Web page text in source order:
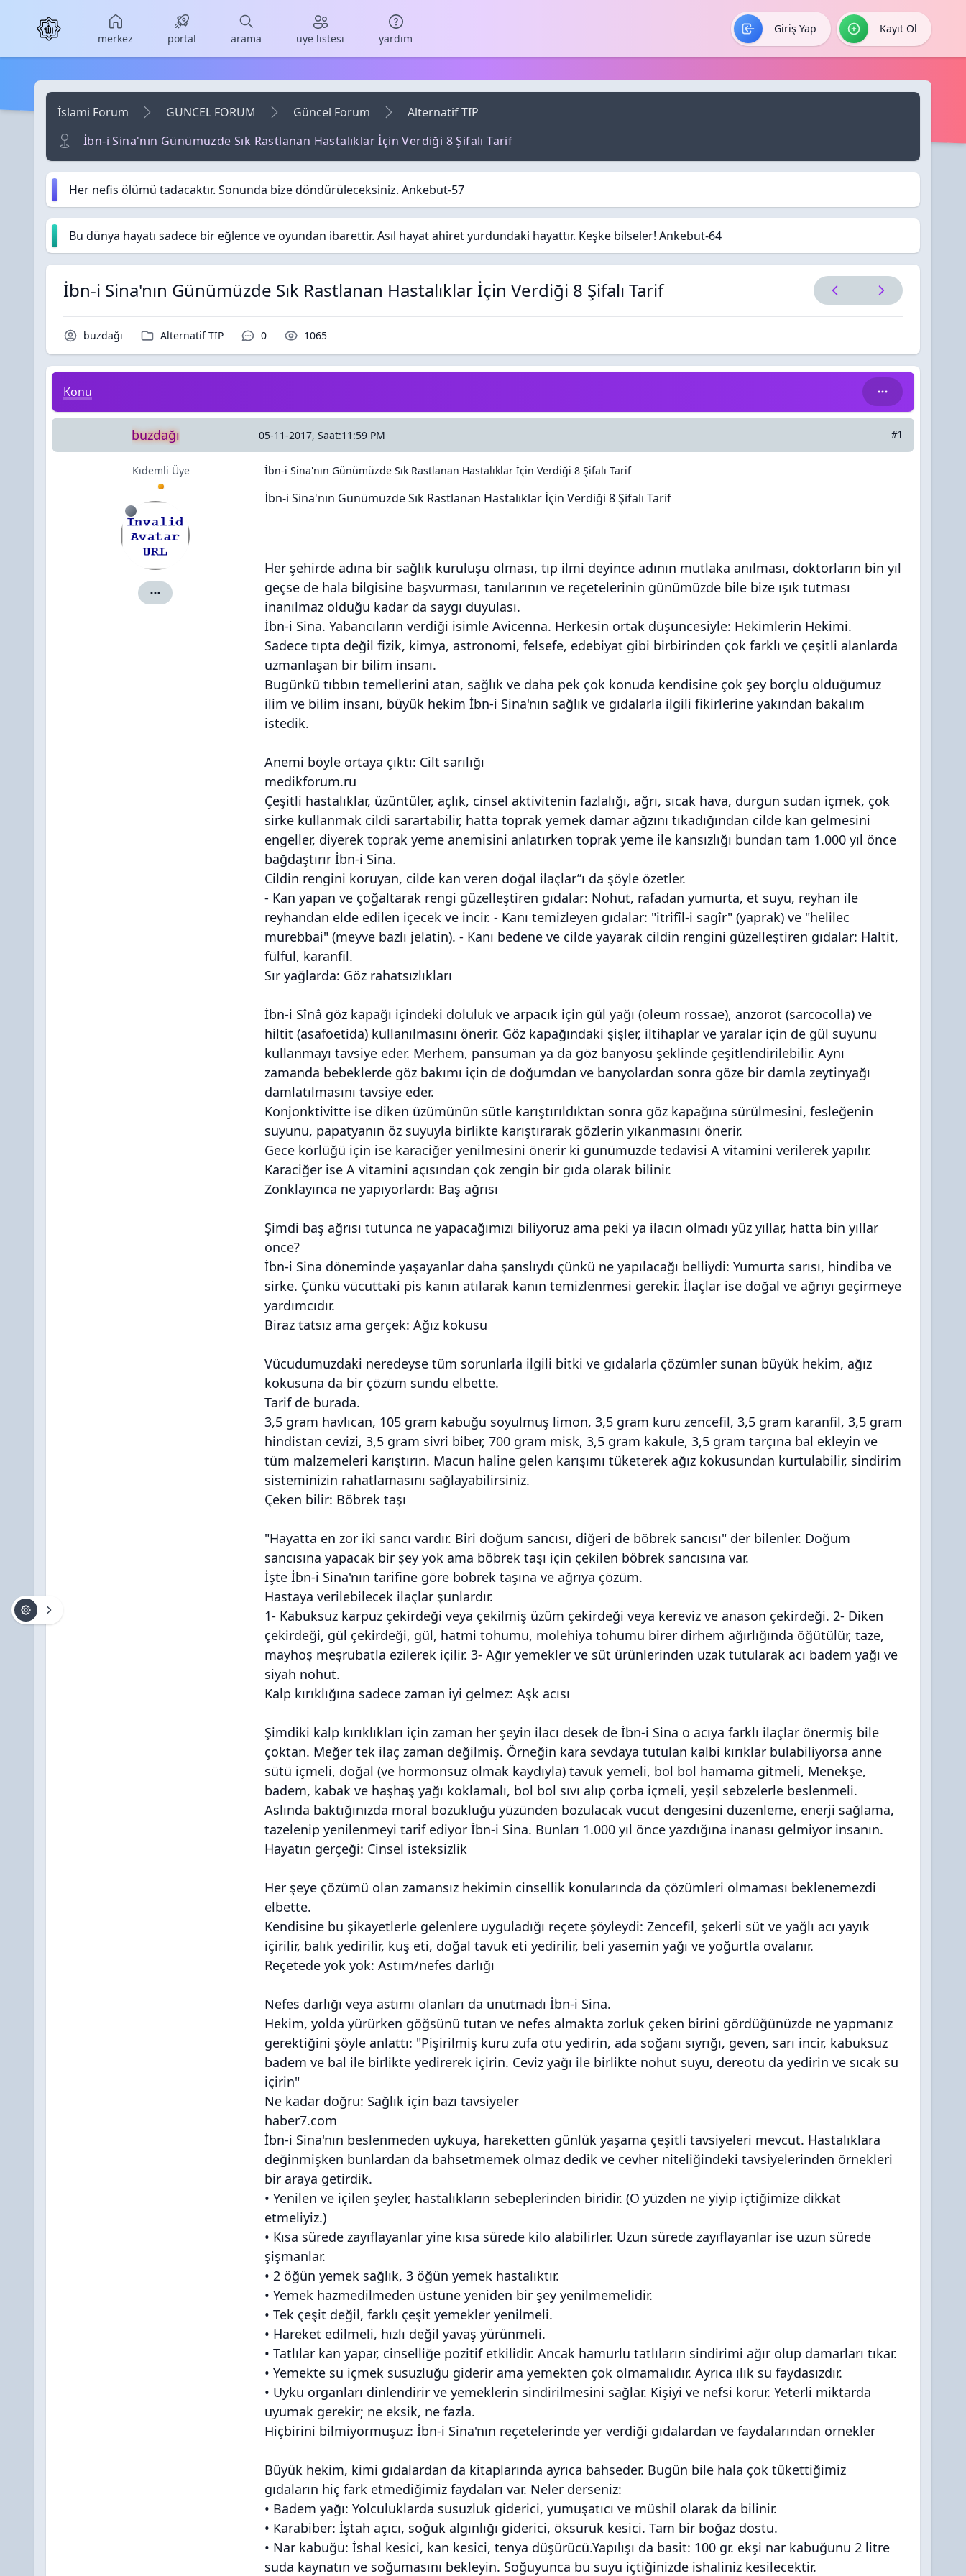
Skip to main content
merkez portal arama üye listesi yardım
Giriş Yap Kayıt Ol
İslami Forum GÜNCEL FORUM Güncel Forum
Alternatif TIP
İbn-i Sina'nın Günümüzde Sık Rastlanan Hastalıklar İçin Verdiği 8 Şifalı Tarif
Her nefis ölümü tadacaktır. Sonunda bize döndürüleceksiniz. Ankebut-57
Bu dünya hayatı sadece bir eğlence ve oyundan ibarettir. Asıl hayat ahiret yurdundaki hayattır. Keşke bilseler! Ankebut-64
İbn-i Sina'nın Günümüzde Sık Rastlanan Hastalıklar İçin Verdiği 8 Şifalı Tarif
Konu Sahibi / Yazar
buzdağı Kategori / Forum
Alternatif TIP Yorumlar / Cevaplar
0 Okunma / Görüntüleme
1065
İbn-i Sina'nın Günümüzde Sık Rastlanan Hastalıklar İçin Verdiği 8 Şifalı Tarif
Konu
buzdağı 05-11-2017, Saat:11:59 PM #1
Kıdemli Üye
buzdağı için ayrıntılar
İbn-i Sina'nın Günümüzde Sık Rastlanan Hastalıklar İçin Verdiği 8 Şifalı Tarif
İbn-i Sina'nın Günümüzde Sık Rastlanan Hastalıklar İçin Verdiği 8 Şifalı Tarif
Her şehirde adına bir sağlık kuruluşu olması, tıp ilmi deyince adının mutlaka anılması, doktorların bin yıl
geçse de hala bilgisine başvurması, tanılarının ve reçetelerinin günümüzde bile bize ışık tutması
inanılmaz olduğu kadar da saygı duyulası.
İbn-i Sina. Yabancıların verdiği isimle Avicenna. Herkesin ortak düşüncesiyle: Hekimlerin Hekimi.
Sadece tıpta değil fizik, kimya, astronomi, felsefe, edebiyat gibi birbirinden çok farklı ve çeşitli alanlarda
uzmanlaşan bir bilim insanı.
Bugünkü tıbbın temellerini atan, sağlık ve daha pek çok konuda kendisine çok şey borçlu olduğumuz
ilim ve bilim insanı, büyük hekim İbn-i Sina'nın sağlık ve gıdalarla ilgili fikirlerine yakından bakalım
istedik.
Anemi böyle ortaya çıktı: Cilt sarılığı
medikforum.ru
Çeşitli hastalıklar, üzüntüler, açlık, cinsel aktivitenin fazlalığı, ağrı, sıcak hava, durgun sudan içmek, çok
sirke kullanmak cildi sarartabilir, hatta toprak yemek damar ağzını tıkadığından cilde kan gelmesini
engeller, diyerek toprak yeme anemisini anlatırken toprak yeme ile kansızlığı bundan tam 1.000 yıl önce
bağdaştırır İbn-i Sina.
Cildin rengini koruyan, cilde kan veren doğal ilaçlar”ı da şöyle özetler.
- Kan yapan ve çoğaltarak rengi güzelleştiren gıdalar: Nohut, rafadan yumurta, et suyu, reyhan ile
reyhandan elde edilen içecek ve incir. - Kanı temizleyen gıdalar: "itrifîl-i sagîr" (yaprak) ve "helilec
murebbai" (meyve bazlı jelatin). - Kanı bedene ve cilde yayarak cildin rengini güzelleştiren gıdalar: Haltit,
fülfül, karanfil.
Sır yağlarda: Göz rahatsızlıkları
İbn-i Sînâ göz kapağı içindeki doluluk ve arpacık için gül yağı (oleum rossae), anzorot (sarcocolla) ve
hiltit (asafoetida) kullanılmasını önerir. Göz kapağındaki şişler, iltihaplar ve yaralar için de gül suyunu
kullanmayı tavsiye eder. Merhem, pansuman ya da göz banyosu şeklinde çeşitlendirilebilir. Aynı
zamanda bebeklerde göz bakımı için de doğumdan ve banyolardan sonra göze bir damla zeytinyağı
damlatılmasını tavsiye eder.
Konjonktivitte ise diken üzümünün sütle karıştırıldıktan sonra göz kapağına sürülmesini, fesleğenin
suyunu, papatyanın öz suyuyla birlikte karıştırarak gözlerin yıkanmasını önerir.
Gece körlüğü için ise karaciğer yenilmesini önerir ki günümüzde tedavisi A vitamini verilerek yapılır.
Karaciğer ise A vitamini açısından çok zengin bir gıda olarak bilinir.
Zonklayınca ne yapıyorlardı: Baş ağrısı
Şimdi baş ağrısı tutunca ne yapacağımızı biliyoruz ama peki ya ilacın olmadı yüz yıllar, hatta bin yıllar
önce?
İbn-i Sina döneminde yaşayanlar daha şanslıydı çünkü ne yapılacağı belliydi: Yumurta sarısı, hindiba ve
sirke. Çünkü vücuttaki pis kanın atılarak kanın temizlenmesi gerekir. İlaçlar ise doğal ve ağrıyı geçirmeye
yardımcıdır.
Biraz tatsız ama gerçek: Ağız kokusu
Vücudumuzdaki neredeyse tüm sorunlarla ilgili bitki ve gıdalarla çözümler sunan büyük hekim, ağız
kokusuna da bir çözüm sundu elbette.
Tarif de burada.
3,5 gram havlıcan, 105 gram kabuğu soyulmuş limon, 3,5 gram kuru zencefil, 3,5 gram karanfil, 3,5 gram
hindistan cevizi, 3,5 gram sivri biber, 700 gram misk, 3,5 gram kakule, 3,5 gram tarçına bal ekleyin ve
tüm malzemeleri karıştırın. Macun haline gelen karışımı tüketerek ağız kokusundan kurtulabilir, sindirim
sisteminizin rahatlamasını sağlayabilirsiniz.
Çeken bilir: Böbrek taşı
"Hayatta en zor iki sancı vardır. Biri doğum sancısı, diğeri de böbrek sancısı" der bilenler. Doğum
sancısına yapacak bir şey yok ama böbrek taşı için çekilen böbrek sancısına var.
İşte İbn-i Sina'nın tarifine göre böbrek taşına ve ağrıya çözüm.
Hastaya verilebilecek ilaçlar şunlardır.
1- Kabuksuz karpuz çekirdeği veya çekilmiş üzüm çekirdeği veya kereviz ve anason çekirdeği. 2- Diken
çekirdeği, gül çekirdeği, gül, hatmi tohumu, molehiya tohumu birer dirhem ağırlığında öğütülür, taze,
mayhoş meşrubatla ezilerek içilir. 3- Ağır yemekler ve süt ürünlerinden uzak tutularak acı badem yağı ve
siyah nohut.
Kalp kırıklığına sadece zaman iyi gelmez: Aşk acısı
Şimdiki kalp kırıklıkları için zaman her şeyin ilacı desek de İbn-i Sina o acıya farklı ilaçlar önermiş bile
çoktan. Meğer tek ilaç zaman değilmiş. Örneğin kara sevdaya tutulan kalbi kırıklar bulabiliyorsa anne
sütü içmeli, doğal (ve hormonsuz olmak kaydıyla) tavuk yemeli, bol bol hamama gitmeli, Menekşe,
badem, kabak ve haşhaş yağı koklamalı, bol bol sıvı alıp çorba içmeli, yeşil sebzelerle beslenmeli.
Aslında baktığınızda moral bozukluğu yüzünden bozulacak vücut dengesini düzenleme, enerji sağlama,
tazelenip yenilenmeyi tarif ediyor İbn-i Sina. Bunları 1.000 yıl önce yazdığına inanası gelmiyor insanın.
Hayatın gerçeği: Cinsel isteksizlik
Her şeye çözümü olan zamansız hekimin cinsellik konularında da çözümleri olmaması beklenemezdi
elbette.
Kendisine bu şikayetlerle gelenlere uyguladığı reçete şöyleydi: Zencefil, şekerli süt ve yağlı acı yayık
içirilir, balık yedirilir, kuş eti, doğal tavuk eti yedirilir, beli yasemin yağı ve yoğurtla ovalanır.
Reçetede yok yok: Astım/nefes darlığı
Nefes darlığı veya astımı olanları da unutmadı İbn-i Sina.
Hekim, yolda yürürken göğsünü tutan ve nefes almakta zorluk çeken birini gördüğünüzde ne yapmanız
gerektiğini şöyle anlattı: "Pişirilmiş kuru zufa otu yedirin, ada soğanı sıyrığı, geven, sarı incir, kabuksuz
badem ve bal ile birlikte yedirerek içirin. Ceviz yağı ile birlikte nohut suyu, dereotu da yedirin ve sıcak su
içirin"
Ne kadar doğru: Sağlık için bazı tavsiyeler
haber7.com
İbn-i Sina'nın beslenmeden uykuya, hareketten günlük yaşama çeşitli tavsiyeleri mevcut. Hastalıklara
değinmişken bunlardan da bahsetmemek olmaz dedik ve cevher niteliğindeki tavsiyelerinden örnekleri
bir araya getirdik.
• Yenilen ve içilen şeyler, hastalıkların sebeplerinden biridir. (O yüzden ne yiyip içtiğimize dikkat
etmeliyiz.)
• Kısa sürede zayıflayanlar yine kısa sürede kilo alabilirler. Uzun sürede zayıflayanlar ise uzun sürede
şişmanlar.
• 2 öğün yemek sağlık, 3 öğün yemek hastalıktır.
• Yemek hazmedilmeden üstüne yeniden bir şey yenilmemelidir.
• Tek çeşit değil, farklı çeşit yemekler yenilmeli.
• Hareket edilmeli, hızlı değil yavaş yürünmeli.
• Tatlılar kan yapar, cinselliğe pozitif etkilidir. Ancak hamurlu tatlıların sindirimi ağır olup damarları tıkar.
• Yemekte su içmek susuzluğu giderir ama yemekten çok olmamalıdır. Ayrıca ılık su faydasızdır.
• Uyku organları dinlendirir ve yemeklerin sindirilmesini sağlar. Kişiyi ve nefsi korur. Yeterli miktarda
uyumak gerekir; ne eksik, ne fazla.
Hiçbirini bilmiyormuşuz: İbn-i Sina'nın reçetelerinde yer verdiği gıdalardan ve faydalarından örnekler
Büyük hekim, kimi gıdalardan da kitaplarında ayrıca bahseder. Bugün bile hala çok tükettiğimiz
gıdaların hiç fark etmediğimiz faydaları var. Neler derseniz:
• Badem yağı: Yolculuklarda susuzluk giderici, yumuşatıcı ve müshil olarak da bilinir.
• Karabiber: İştah açıcı, soğuk algınlığı giderici, öksürük kesici. Tam bir boğaz dostu.
• Nar kabuğu: İshal kesici, kan kesici, tenya düşürücü.Yapılışı da basit: 100 gr. ekşi nar kabuğunu 2 litre
suda kaynatın ve soğumasını bekleyin. Soğuyunca bu suyu içtiğinizde ishaliniz kesilecektir.